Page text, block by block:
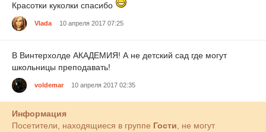
Красотки куколки спасибо
Vlada 10 апреля 2017 07:25
В Винтерхолде АКАДЕМИЯ! А не детский сад где могут
школьницы преподавать!
voldemar 10 апреля 2017 02:35
Информация
Посетители, находящиеся в группе Гости , не могут